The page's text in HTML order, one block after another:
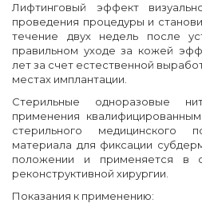
Лифтинговый эффект
проведения процедуры и
течение двух недель после
правильном уходе за кожей
лет за счет естественной
местах имплантации.
Стерильные одноразовые
применения
стерильного медицинского
материала для фиксации
положении и применяется в
реконструктивной хирургии.
Показания к применению: